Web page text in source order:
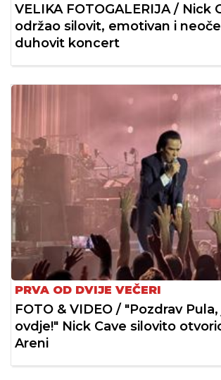
VELIKA FOTOGALERIJA / Nick
održao silovit, emotivan i
duhovit koncert
PRVA OD DVIJE VEČERI
FOTO & VIDEO / "Pozdrav
ovdje!" Nick Cave silovito
Areni